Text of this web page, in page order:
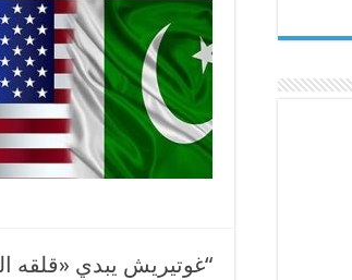
“غوتيريش يبدي «قلقه